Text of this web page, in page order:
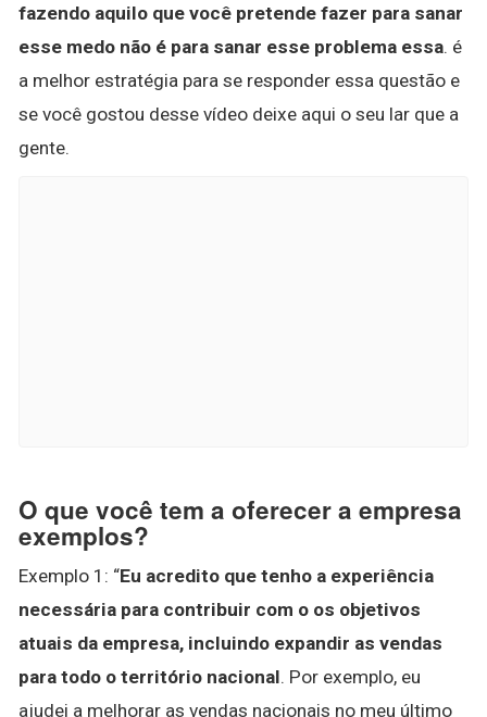
fazendo aquilo que você pretende fazer para sanar
esse medo não é para sanar esse problema essa. é
a melhor estratégia para se responder essa questão e
se você gostou desse vídeo deixe aqui o seu lar que a
gente.
O que você tem a oferecer a empresa
exemplos?
Exemplo 1: “Eu acredito que tenho a experiência
necessária para contribuir com o os objetivos
atuais da empresa, incluindo expandir as vendas
para todo o território nacional. Por exemplo, eu
ajudei a melhorar as vendas nacionais no meu último